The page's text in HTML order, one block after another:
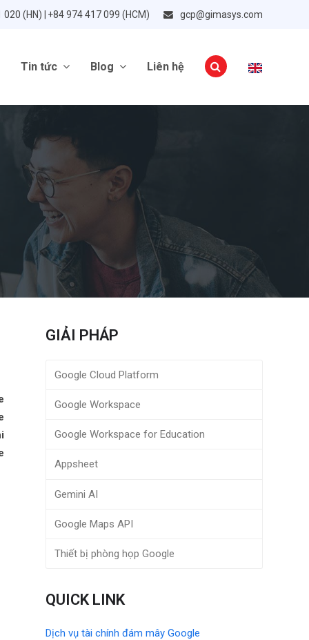
020 (HN) | +84 974 417 099 (HCM) gcp@gimasys.com
Tin tức Blog Liên hệ
GIẢI PHÁP
Google Cloud Platform
Google Workspace
Google Workspace for Education
Appsheet
Gemini AI
Google Maps API
Thiết bị phòng họp Google
QUICK LINK
Dịch vụ tài chính đám mây Google